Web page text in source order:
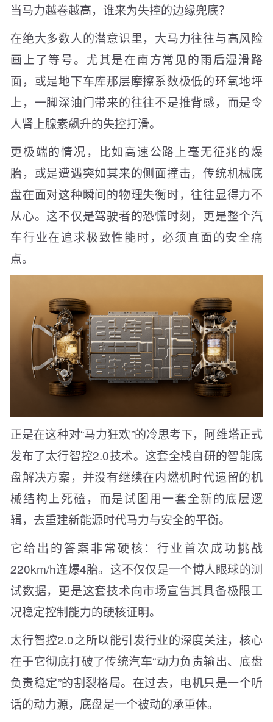
当马力越卷越高，谁来为失控的边缘兜底？
在绝大多数人的潜意识里，大马力往往与高风险
画上了等号。尤其是在南方常见的雨后湿滑路
面，或是地下车库那层摩擦系数极低的环氧地坪
上，一脚深油门带来的往往不是推背感，而是令
人肾上腺素飙升的失控打滑。
更极端的情况，比如高速公路上毫无征兆的爆
胎，或是遭遇突如其来的侧面撞击，传统机械底
盘在面对这种瞬间的物理失衡时，往往显得力不
从心。这不仅是驾驶者的恐慌时刻，更是整个汽
车行业在追求极致性能时，必须直面的安全痛
点。
正是在这种对“马力狂欢”的冷思考下，阿维塔正式
发布了太行智控2.0技术。这套全栈自研的智能底
盘解决方案，并没有继续在内燃机时代遗留的机
械结构上死磕，而是试图用一套全新的底层逻
辑，去重建新能源时代马力与安全的平衡。
它给出的答案非常硬核：行业首次成功挑战
220km/h连爆4胎。这不仅仅是一个博人眼球的测
试数据，更是这套技术向市场宣告其具备极限工
况稳定控制能力的硬核证明。
太行智控2.0之所以能引发行业的深度关注，核心
在于它彻底打破了传统汽车“动力负责输出、底盘
负责稳定”的割裂格局。在过去，电机只是一个听
话的动力源，底盘是一个被动的承重体。